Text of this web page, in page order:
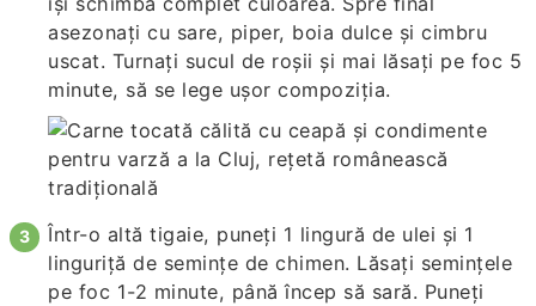
asezonați cu sare, piper, boia dulce și cimbru
uscat. Turnați sucul de roșii și mai lăsați pe foc 5
minute, să se lege ușor compoziția.
Într-o altă tigaie, puneți 1 lingură de ulei și 1
linguriță de semințe de chimen. Lăsați semințele
pe foc 1-2 minute, până încep să sară. Puneți